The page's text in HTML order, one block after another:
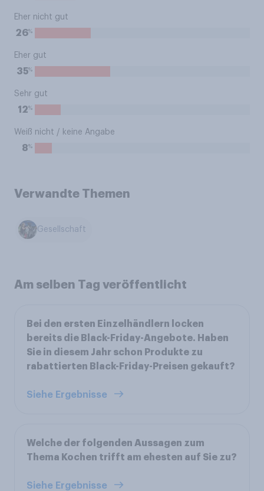
Eher nicht gut
26%
Eher gut
35%
Sehr gut
12%
Weiß nicht / keine Angabe
8%
Verwandte Themen
Gesellschaft
Am selben Tag veröffentlicht
Bei den ersten Einzelhändlern locken
bereits die Black-Friday-Angebote. Haben
Sie in diesem Jahr schon Produkte zu
rabattierten Black-Friday-Preisen gekauft?
Siehe Ergebnisse
Welche der folgenden Aussagen zum
Thema Kochen trifft am ehesten auf Sie zu?
Siehe Ergebnisse